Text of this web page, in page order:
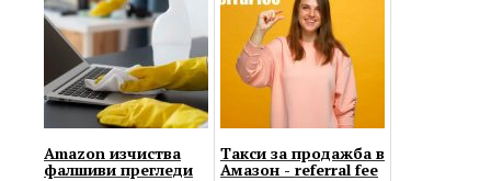
Amazon изчиства
фалшиви прегледи
Такси за продажба в
Амазон - referral fee